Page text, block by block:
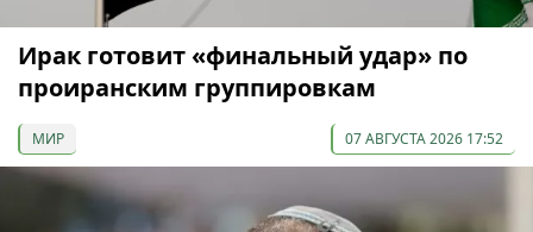
Ирак готовит «финальный удар» по
проиранским группировкам
МИР 07 АВГУСТА 2026 17:52